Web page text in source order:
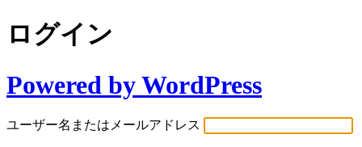
ログイン
Powered by WordPress
ユーザー名またはメールアドレス